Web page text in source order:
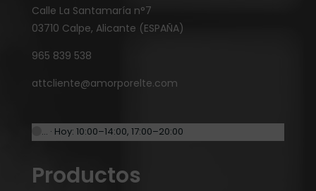
Calle La Santamaría n°7
03710 Calpe, Alicante (ESPAÑA)
965 839 538
attcliente@amorporelte.com
… · Hoy: 10:00–14:00, 17:00–20:00
Productos